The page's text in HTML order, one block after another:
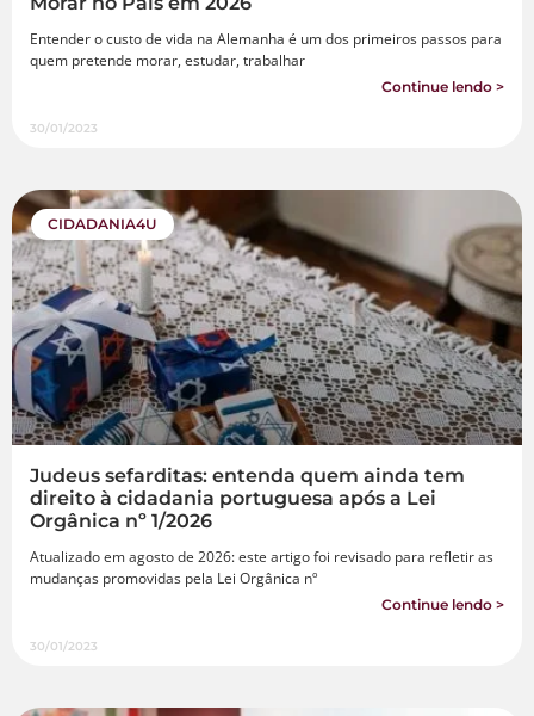
Entender o custo de vida na Alemanha é um dos primeiros passos para
quem pretende morar, estudar, trabalhar
Continue lendo >
30/01/2023
CIDADANIA4U
Judeus sefarditas: entenda quem ainda tem
direito à cidadania portuguesa após a Lei
Orgânica nº 1/2026
Atualizado em agosto de 2026: este artigo foi revisado para refletir as
mudanças promovidas pela Lei Orgânica nº
Continue lendo >
30/01/2023